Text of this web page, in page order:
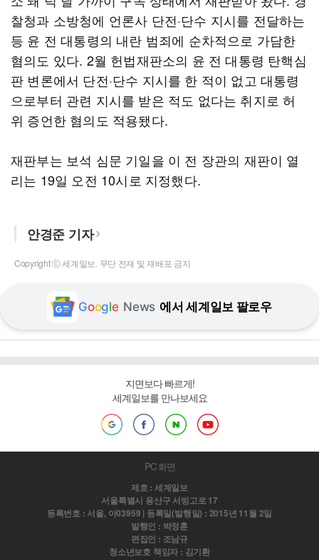
찰청과 소방청에 언론사 단전·단수 지시를 전달하는
등 윤 전 대통령의 내란 범죄에 순차적으로 가담한
혐의도 있다. 2월 헌법재판소의 윤 전 대통령 탄핵심
판 변론에서 단전·단수 지시를 한 적이 없고 대통령
으로부터 관련 지시를 받은 적도 없다는 취지로 허
위 증언한 혐의도 적용됐다.
재판부는 보석 심문 기일을 이 전 장관의 재판이 열
리는 19일 오전 10시로 지정했다.
안경준 기자
Copyright ⓒ 세계일보. 무단 전재 및 재배포 금지
Google News 에서 세계일보 팔로우
지면보다 빠르게!
세계일보를 만나보세요
PC 화면
제호 : 세계일보
서울특별시 용산구 서빙고로 17
등록번호 : 서울, 아03959 | 등록일(발행일) : 2015년 11월 2일
발행인 : 박정훈
편집인 : 조남규
청소년보호 책임자 : 김기환